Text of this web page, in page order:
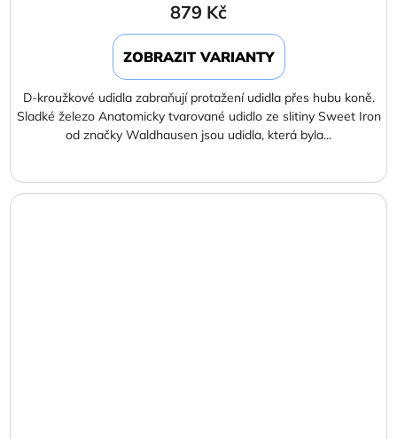
879 Kč
ZOBRAZIT VARIANTY
D-kroužkové udidla zabraňují protažení udidla přes hubu koně.
Sladké železo Anatomicky tvarované udidlo ze slitiny Sweet Iron
od značky Waldhausen jsou udidla, která byla...